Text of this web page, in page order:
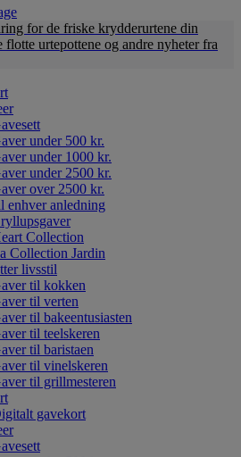
for de friske krydderurtene din
flotte urtepottene og andre nyheter fra
under 500 kr.
under 1000 kr.
under 2500 kr.
over 2500 kr.
enhver anledning
Collection
Collection Jardin
livsstil
til kokken
til verten
til bakeentusiasten
til teelskeren
til baristaen
til vinelskeren
til grillmesteren
gavekort